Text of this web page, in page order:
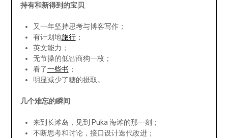
持有和新得到的宝贝
又一年坚持思考与博客写作；
有计划地旅行；
英文能力；
无节操的低智商狗一枚；
看了一些书 ；
明显减少了糖的摄取。
几个难忘的瞬间
来到长滩岛，见到 Puka 海滩的那一刻；
不断思考和讨论，接口设计迭代改进；